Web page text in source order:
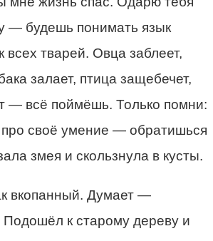
— будешь понимать язык
всех тварей. Овца заблеет,
залает, птица защебечет,
— всё поймёшь. Только помни:
про своё умение — обратишься
змея и скользнула в кусты.
вкопанный. Думает —
к старому дереву и